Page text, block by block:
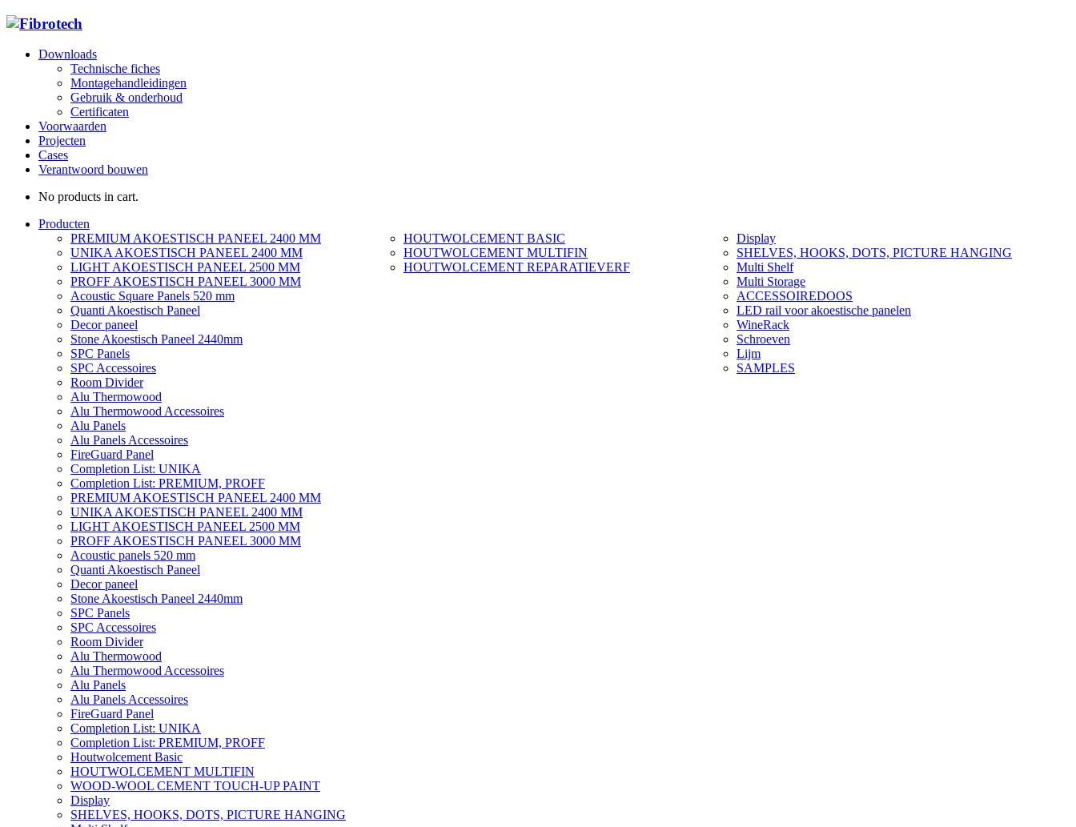
Downloads
Technische fiches
Montagehandleidingen
Gebruik & onderhoud
Certificaten
Voorwaarden
Projecten
Cases
Verantwoord bouwen
No products in cart.
Producten
PREMIUM AKOESTISCH PANEEL 2400 MM
UNIKA AKOESTISCH PANEEL 2400 MM
LIGHT AKOESTISCH PANEEL 2500 MM
PROFF AKOESTISCH PANEEL 3000 MM
Acoustic Square Panels 520 mm
Quanti Akoestisch Paneel
Decor paneel
Stone Akoestisch Paneel 2440mm
SPC Panels
SPC Accessoires
Room Divider
Alu Thermowood
Alu Thermowood Accessoires
Alu Panels
Alu Panels Accessoires
FireGuard Panel
Completion List: UNIKA
Completion List: PREMIUM, PROFF
HOUTWOLCEMENT BASIC
HOUTWOLCEMENT MULTIFIN
HOUTWOLCEMENT REPARATIEVERF
Display
SHELVES, HOOKS, DOTS, PICTURE HANGING
Multi Shelf
Multi Storage
ACCESSOIREDOOS
LED rail voor akoestische panelen
WineRack
Schroeven
Lijm
SAMPLES
PREMIUM AKOESTISCH PANEEL 2400 MM
UNIKA AKOESTISCH PANEEL 2400 MM
LIGHT AKOESTISCH PANEEL 2500 MM
PROFF AKOESTISCH PANEEL 3000 MM
Acoustic panels 520 mm
Quanti Akoestisch Paneel
Decor paneel
Stone Akoestisch Paneel 2440mm
SPC Panels
SPC Accessoires
Room Divider
Alu Thermowood
Alu Thermowood Accessoires
Alu Panels
Alu Panels Accessoires
FireGuard Panel
Completion List: UNIKA
Completion List: PREMIUM, PROFF
Houtwolcement Basic
HOUTWOLCEMENT MULTIFIN
WOOD-WOOL CEMENT TOUCH-UP PAINT
Display
SHELVES, HOOKS, DOTS, PICTURE HANGING